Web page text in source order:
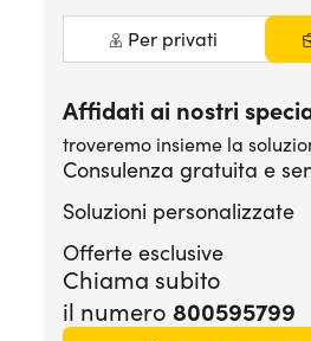
Per privati
Affidati ai nostri
troveremo insieme la
Consulenza gratuita e
Soluzioni personalizzate
Offerte esclusive
Chiama subito
il numero 800595799